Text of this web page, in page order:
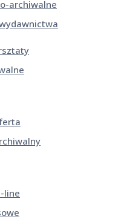
archiwalne
line